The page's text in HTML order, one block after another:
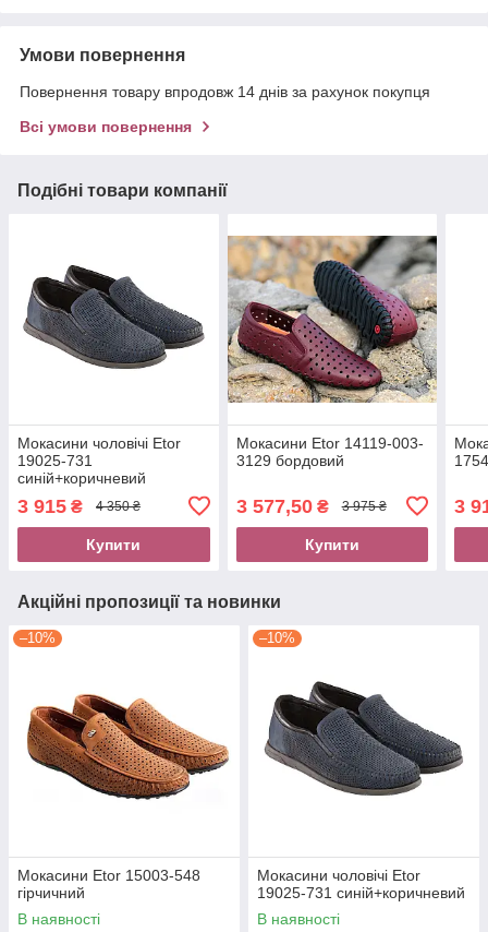
Умови повернення
Повернення товару впродовж 14 днів за рахунок покупця
Всі умови повернення
Подібні товари компанії
Мокасини чоловічі Etor
19025-731
синій+коричневий
3 915 ₴ 4 350 ₴
Купити
Мокасини Etor 14119-003-
3129 бордовий
3 577,50₴ 3 975 ₴
Купити
3
Акційні пропозиції та новинки
–10%
Мокасини Etor 15003-548
гірчичний
В наявності
–10%
Мокасини чоловічі Etor
19025-731 синій+коричневий
В наявності